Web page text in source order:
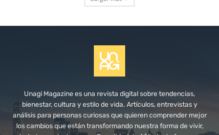
Unagi Magazine es una revista digital sobre tendencias,
bienestar, cultura y estilo de vida. Artículos, entrevistas y
análisis para personas curiosas que quieren comprender mejor
los cambios que están transformando nuestra forma de vivir,